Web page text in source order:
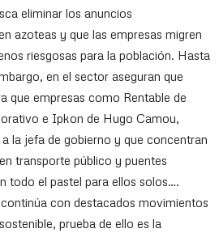
eliminar los anuncios
azoteas y que las empresas migren
riesgosas para la población. Hasta
en el sector aseguran que
que empresas como Rentable de
e Ipkon de Hugo Camou,
la jefa de gobierno y que concentran
transporte público y puentes
todo el pastel para ellos solos….
con destacados movimientos
prueba de ello es la